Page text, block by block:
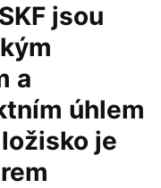
jsou
a
úhlem
je